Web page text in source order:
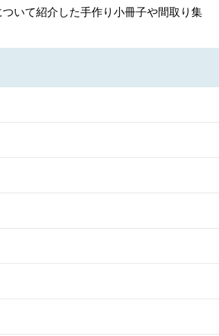
いて紹介した手作り小冊子や間取り集